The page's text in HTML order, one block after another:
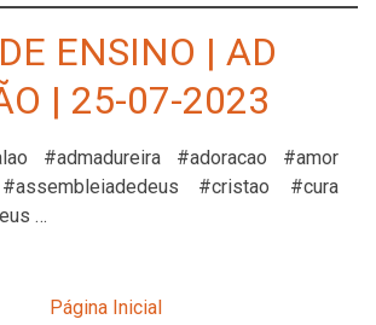
ENSINO | AD
| 25-07-2023
#admadureira #adoracao #amor
#cristao #cura
…
Página Inicial